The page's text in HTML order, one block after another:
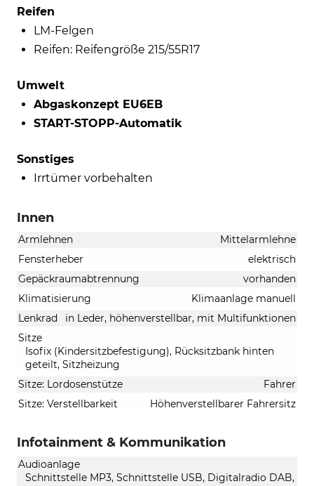
Reifen
LM-Felgen
Reifen: Reifengröße 215/55R17
Umwelt
Abgaskonzept EU6EB
START-STOPP-Automatik
Sonstiges
Irrtümer vorbehalten
Innen
Armlehnen
Mittelarmlehne
Fensterheber
elektrisch
Gepäckraumabtrennung
vorhanden
Klimatisierung
Klimaanlage manuell
Lenkrad
in Leder, höhenverstellbar, mit Multifunktionen
Sitze
Isofix (Kindersitzbefestigung), Rücksitzbank hinten
geteilt, Sitzheizung
Sitze: Lordosenstütze
Fahrer
Sitze: Verstellbarkeit
Höhenverstellbarer Fahrersitz
Infotainment & Kommunikation
Audioanlage
Schnittstelle MP3, Schnittstelle USB, Digitalradio DAB,